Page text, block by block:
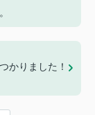
かりました！